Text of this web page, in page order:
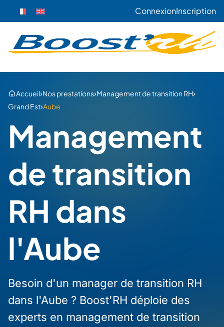
ConnexionInscription
Accueil›Nos prestations›Management de transition RH›
Grand Est›Aube
Management
de transition
RH dans
l'Aube
Besoin d'un manager de transition RH
dans l'Aube ? Boost'RH déploie des
experts en management de transition